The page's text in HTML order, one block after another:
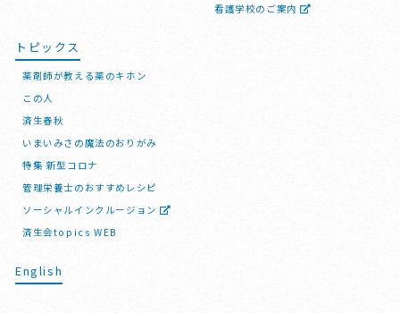
看護学校のご案内
トピックス
薬剤師が教える薬のキホン
この人
済生春秋
いまいみさの魔法のおりがみ
特集 新型コロナ
管理栄養士のおすすめレシピ
ソーシャルインクルージョン
済生会topics WEB
English